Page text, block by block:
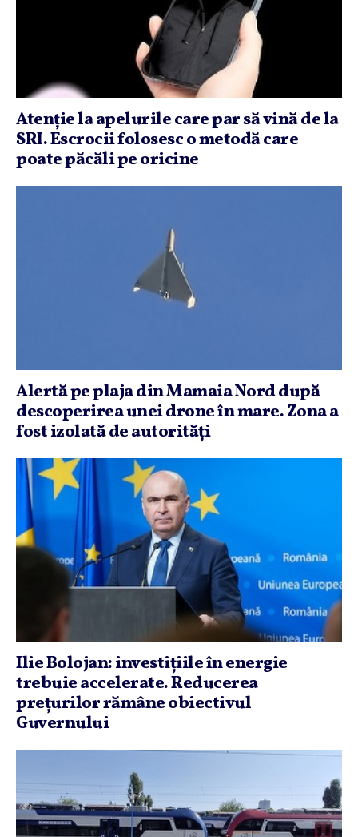
Atenţie la apelurile care par să vină de la
SRI. Escrocii folosesc o metodă care
poate păcăli pe oricine
Alertă pe plaja din Mamaia Nord după
descoperirea unei drone în mare. Zona a
fost izolată de autorităţi
Ilie Bolojan: investiţiile în energie
trebuie accelerate. Reducerea
preţurilor rămâne obiectivul
Guvernului